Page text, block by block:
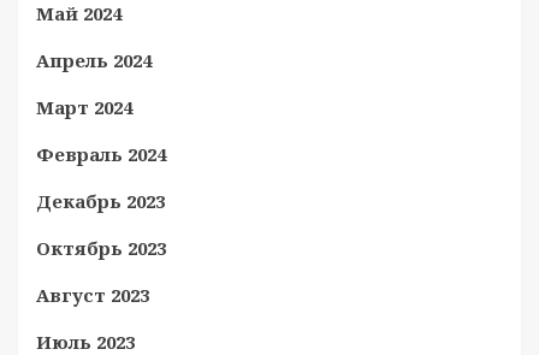
Май 2024
Апрель 2024
Март 2024
Февраль 2024
Декабрь 2023
Октябрь 2023
Август 2023
Июль 2023